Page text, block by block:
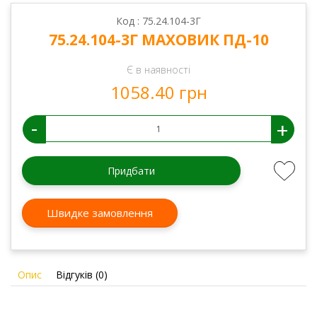
Код : 75.24.104-3Г
75.24.104-3Г МАХОВИК ПД-10
Є в наявності
1058.40 грн
- +
Придбати
Швидке замовлення
Опис Відгуків (0)